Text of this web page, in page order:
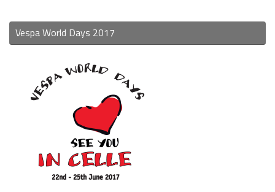
Vespa World Days 2017